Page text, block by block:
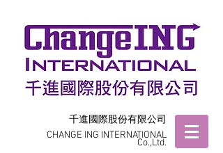
千進國際股份有限公司
CHANGE ING INTERNATIONAL
Co.,Ltd.